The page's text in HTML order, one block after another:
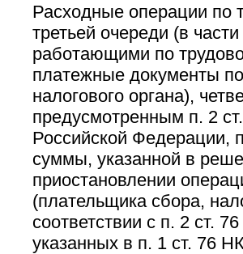
Расходные операции по
третьей очереди (в
работающими по
платежные документы
налогового органа),
предусмотренным п. 2
Российской Федерации,
суммы, указанной в
приостановлении
(плательщика сбора,
соответствии с п. 2 ст.
указанных в п. 1 ст. 76